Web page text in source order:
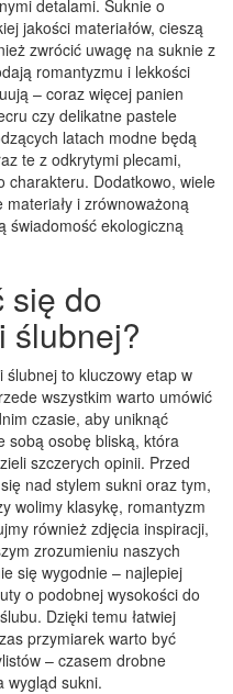
detalami. Suknie o
jakości materiałów, cieszą
zwrócić uwagę na suknie z
romantyzmu i lekkości
– coraz więcej panien
czy delikatne pastele
latach modne będą
te z odkrytymi plecami,
charakteru. Dodatkowo, wiele
i zrównoważoną
świadomość ekologiczną
się do
ślubnej?
to kluczowy etap w
wszystkim warto umówić
czasie, aby uniknąć
sobą osobę bliską, która
szczerych opinii. Przed
nad stylem sukni oraz tym,
wolimy klasykę, romantyzm
również zdjęcia inspiracji,
zrozumieniu naszych
się wygodnie – najlepiej
o podobnej wysokości do
Dzięki temu łatwiej
przymiarek warto być
– czasem drobne
wygląd sukni.